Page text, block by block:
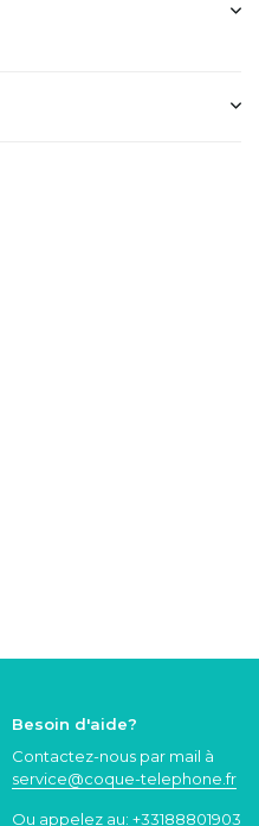
Besoin d'aide?
Contactez-nous par mail à
service@coque-telephone.fr
Ou appelez au: +33188801903